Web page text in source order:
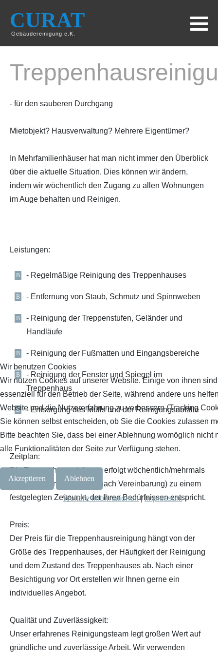
CURAT
Gebäudereinigung e.K.
- für den sauberen Durchgang
Mietobjekt? Hausverwaltung? Mehrere Eigentümer?
In Mehrfamilienhäuser hat man nicht immer den Überblick
über die aktuelle Situation. Dies können wir ändern,
indem wir wöchentlich den Zugang zu allen Wohnungen
im Auge behalten und Reinigen.
Leistungen:
- Regelmäßige Reinigung des Treppenhauses
- Entfernung von Staub, Schmutz und Spinnweben
- Reinigung der Treppenstufen, Geländer und
Handläufe
- Reinigung der Fußmatten und Eingangsbereiche
- Reinigung der Fenster und Spiegel im
Treppenhaus
- Entsorgung des Mülls und der Reinigungsabfälle
Zeitplan:
Die Treppenhausreinigung erfolgt wöchentlich/mehrmals
wöchentlich/monatlich (je nach Vereinbarung) zu einem
festgelegten Zeitpunkt, der Ihren Bedürfnissen entspricht.
Preis:
Der Preis für die Treppenhausreinigung hängt von der
Größe des Treppenhauses, der Häufigkeit der Reinigung
und dem Zustand des Treppenhauses ab. Nach einer
Besichtigung vor Ort erstellen wir Ihnen gerne ein
individuelles Angebot.
Qualität und Zuverlässigkeit:
Unser erfahrenes Reinigungsteam legt großen Wert auf
gründliche und zuverlässige Arbeit. Wir verwenden
Wir benutzen Cookies
Wir nutzen Cookies auf unserer Website. Einige von ihnen sind
essenziell für den Betrieb der Seite, während andere uns
Website und die Nutzererfahrung zu verbessern (Tracking
Sie können selbst entscheiden, ob Sie die Cookies zulassen
Bitte beachten Sie, dass bei einer Ablehnung womöglich nicht
alle Funktionalitäten der Seite zur Verfügung stehen.
Akzeptieren Ablehnen
Weitere Informationen|Impressum